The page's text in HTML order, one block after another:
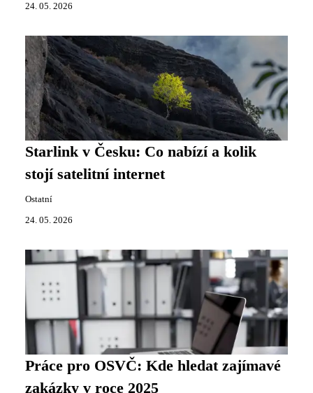
24. 05. 2026
Starlink v Česku: Co nabízí a kolik
stojí satelitní internet
Ostatní
24. 05. 2026
Práce pro OSVČ: Kde hledat zajímavé
zakázky v roce 2025